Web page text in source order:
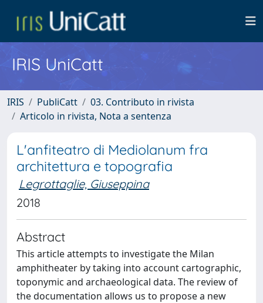
IRIS UniCatt
IRIS PubliCatt
03. Contributo in rivista
Articolo in rivista, Nota a sentenza
L'anfiteatro di Mediolanum fra
architettura e topografia
Legrottaglie, Giuseppina
2018
Abstract
This article attempts to investigate the Milan
amphitheater by taking into account cartographic,
toponymic and archaeological data. The review of
the documentation allows us to propose a new